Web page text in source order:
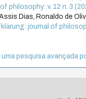
philosophy: v. 12 n. 3
Dias, Ronaldo de
journal of
uma pesquisa avançada